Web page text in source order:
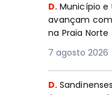
D. Município e
avançam
na Praia Norte
7 agosto 2026
D.